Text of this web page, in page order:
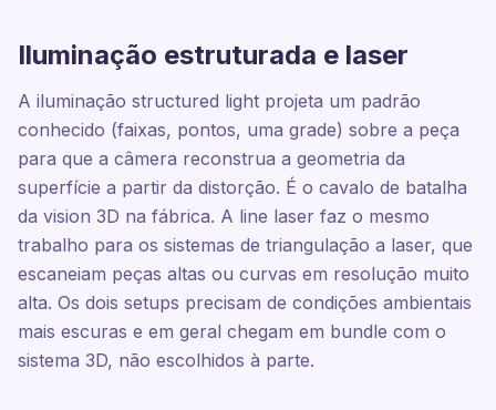
Iluminação estruturada e laser
A iluminação structured light projeta um padrão
conhecido (faixas, pontos, uma grade) sobre a peça
para que a câmera reconstrua a geometria da
superfície a partir da distorção. É o cavalo de batalha
da vision 3D na fábrica. A line laser faz o mesmo
trabalho para os sistemas de triangulação a laser, que
escaneiam peças altas ou curvas em resolução muito
alta. Os dois setups precisam de condições ambientais
mais escuras e em geral chegam em bundle com o
sistema 3D, não escolhidos à parte.